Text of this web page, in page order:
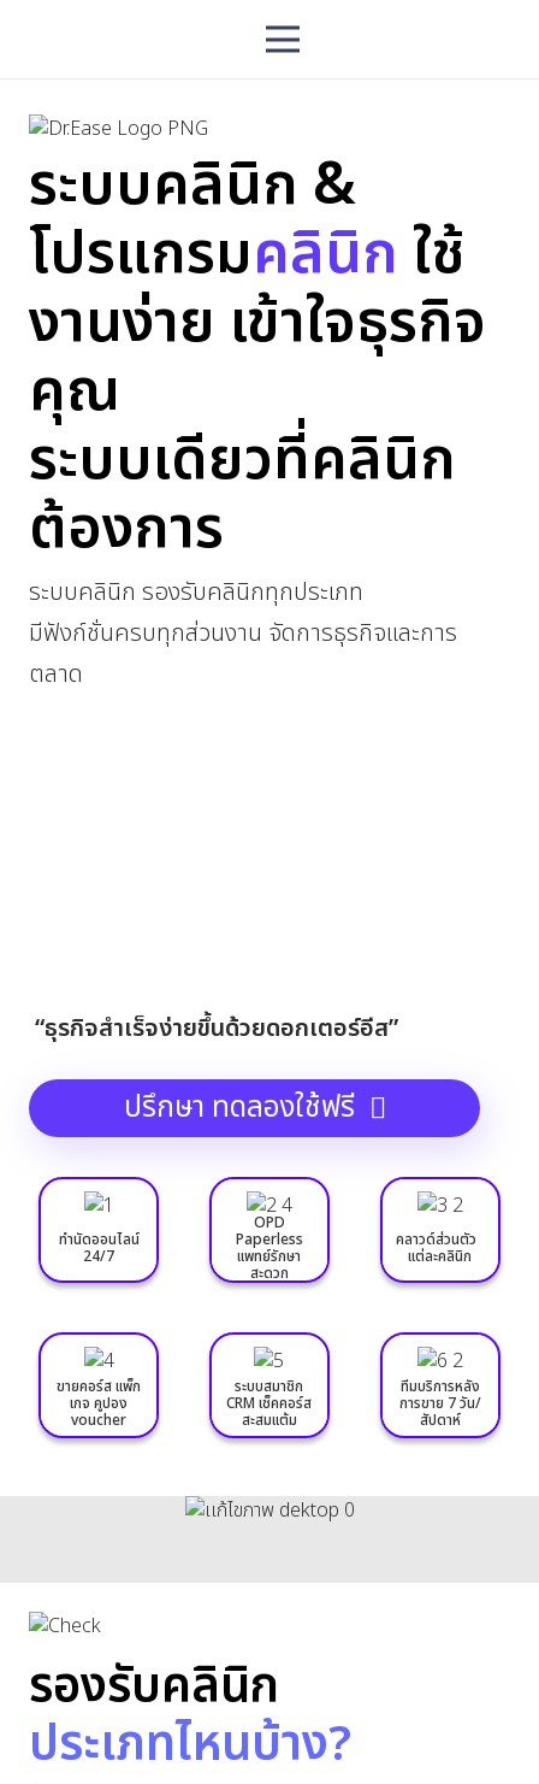
ระบบคลินิก &
โปรแกรมคลินิก ใช้
งานง่าย เข้าใจธุรกิจ
คุณ
ระบบเดียวที่คลินิก
ต้องการ
ระบบคลินิก รองรับคลินิกทุกประเภท
มีฟังก์ชั่นครบทุกส่วนงาน จัดการธุรกิจและการ
ตลาด
“ธุรกิจสำเร็จง่ายขึ้นด้วยดอกเตอร์อีส”
ปรึกษา ทดลองใช้ฟรี
ทำนัดออนไลน์
24/7
OPD
Paperless
แพทย์รักษา
สะดวก
คลาวด์ส่วนตัว
แต่ละคลินิก
ขายคอร์ส แพ็ก
เกจ คูปอง
voucher
ระบบสมาชิก
CRM เช็คคอร์ส
สะสมแต้ม
ทีมบริการหลัง
การขาย 7 วัน/
สัปดาห์
รองรับคลินิก
ประเภทไหนบ้าง?